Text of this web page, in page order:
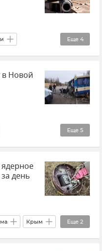
Еще 4
ЦАХАЛ
в Новой
Еще 5
Украины)
день
Еще 2
Крым